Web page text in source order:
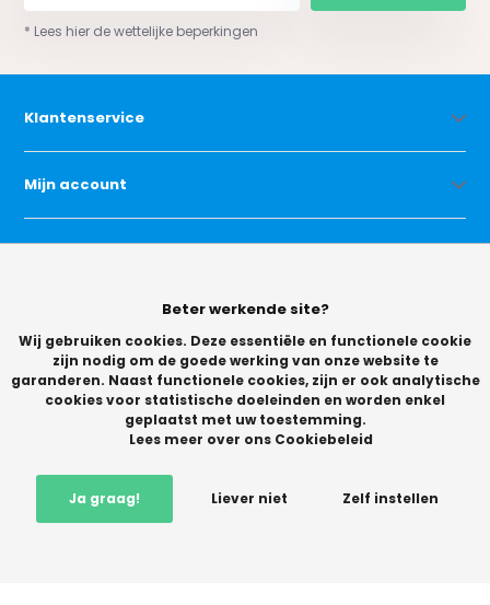
* Lees hier de wettelijke beperkingen
Klantenservice
Mijn account
Categorieën
Vikingchoice.nl - Scherpe prijzen! Ruime keuze9.2- Trusted
Beter werkende site?
Wij gebruiken cookies. Deze essentiële en functionele cookie
zijn nodig om de goede werking van onze website te
garanderen. Naast functionele cookies, zijn er ook analytische
cookies voor statistische doeleinden en worden enkel
geplaatst met uw toestemming.
Lees meer over ons Cookiebeleid
Ja graag! Liever niet Zelf instellen